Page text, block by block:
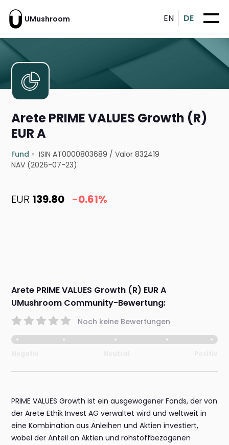
UMushroom EN DE
Arete PRIME VALUES Growth (R)
EUR A
Fund ISIN AT0000803689 /Valor 832419
NAV (2026-07-23)
EUR 139.80 -0.61%
Arete PRIME VALUES Growth (R) EUR A
UMushroom Community-Bewertung:
Noch keine Bewertungen
PRIME VALUES Growth ist ein ausgewogener Fonds, der von
der Arete Ethik Invest AG verwaltet wird und weltweit in
eine Kombination aus Anleihen und Aktien investiert,
wobei der Anteil an Aktien und rohstoffbezogenen